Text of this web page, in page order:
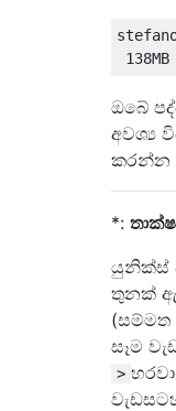
ඔබේ
අවශ්‍ය
කරන්න
*:
යුනික්ස්
තුනක්
(සම්මත
සෑම
>